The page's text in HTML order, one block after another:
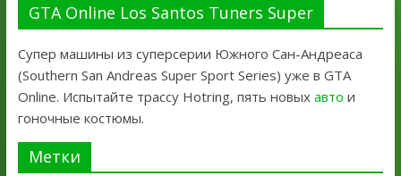
GTA Online Los Santos Tuners Super
Супер машины из суперсерии Южного Сан-Андреаса
(Southern San Andreas Super Sport Series) уже в GTA
Online. Испытайте трассу Hotring, пять новых авто и
гоночные костюмы.
Метки